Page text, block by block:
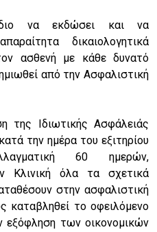
να εκδώσει και να
δικαιολογητικά
ασθενή με κάθε δυνατό
από την Ασφαλιστική
της Ιδιωτικής Ασφάλειάς
την ημέρα του εξιτηρίου
60 ημερών,
Κλινική όλα τα σχετικά
στην ασφαλιστική
καταβληθεί το οφειλόμενο
των οικονομικών